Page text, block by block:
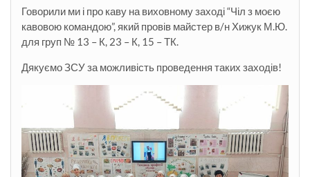
Говорили ми і про каву на виховному заході “Чіл з моєю
кавовою командою”, який провів майстер в/н Хижук М.Ю.
для груп № 13 – К, 23 – К, 15 – ТК.
Дякуємо ЗСУ за можливість проведення таких заходів!